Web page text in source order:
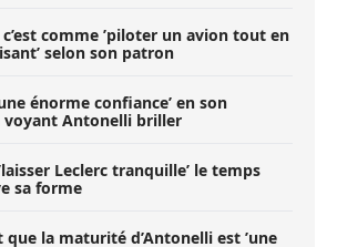
comme ’piloter un avion tout en
selon son patron
énorme confiance’ en son
voyant Antonelli briller
Leclerc tranquille’ le temps
sa forme
la maturité d’Antonelli est ’une